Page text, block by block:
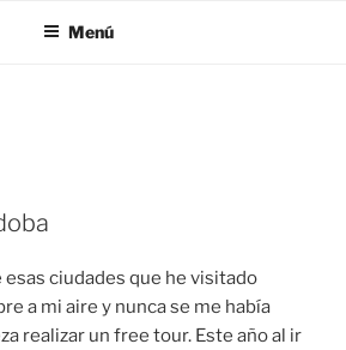
Menú
esas ciudades que he visitado
a mi aire y nunca se me había
realizar un free tour. Este año al ir